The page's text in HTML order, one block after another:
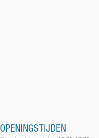
OPENINGSTIJDEN